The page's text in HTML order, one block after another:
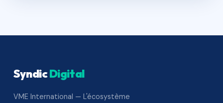
SyndicDigital
VME International — L'écosystème